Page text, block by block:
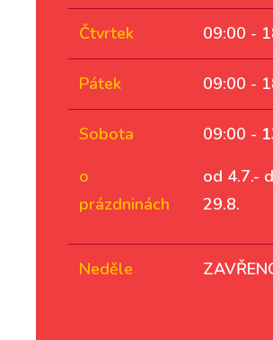
Čtvrtek 09:00 -
Pátek 09:00 -
Sobota
o
prázdninách
09:00 -
od 4.7.-
29.8.
Neděle